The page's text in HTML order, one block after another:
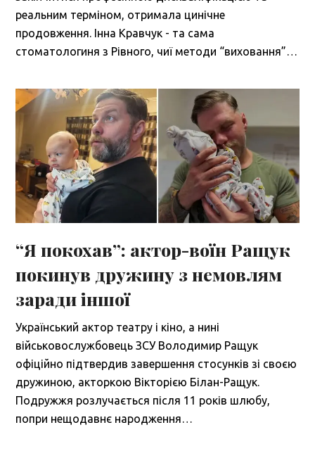
реальним терміном, отримала цинічне
продовження. Інна Кравчук - та сама
стоматологиня з Рівного, чиї методи “виховання”…
“Я покохав”: актор-воїн Ращук
покинув дружину з немовлям
заради іншої
Український актор театру і кіно, а нині
військовослужбовець ЗСУ Володимир Ращук
офіційно підтвердив завершення стосунків зі своєю
дружиною, акторкою Вікторією Білан-Ращук.
Подружжя розлучається після 11 років шлюбу,
попри нещодавнє народження…